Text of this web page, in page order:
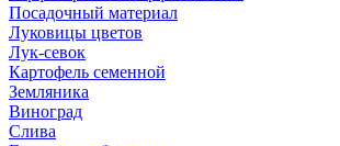
Посадочный материал
Луковицы цветов
Лук-севок
Картофель семенной
Земляника
Виноград
Слива